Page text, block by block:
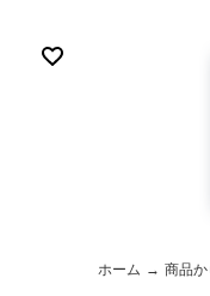
ホーム → 商品